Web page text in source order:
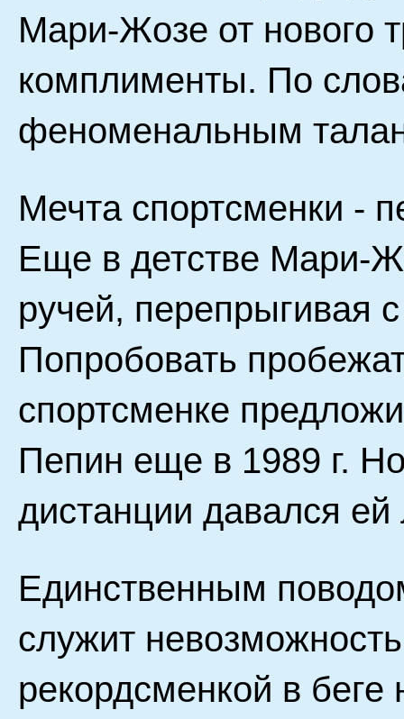
Мари-Жозе от нового
комплименты. По
феноменальным
Мечта спортсменки -
Еще в детстве Мари-
ручей, перепрыгивая
Попробовать
спортсменке
Пепин еще в 1989 г.
дистанции давался ей
Единственным
служит
рекордсменкой в